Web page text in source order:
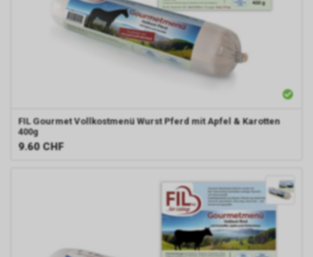
FIL Gourmet Vollkostmenü Wurst Pferd mit Apfel & Karotten
400g
9.60 CHF